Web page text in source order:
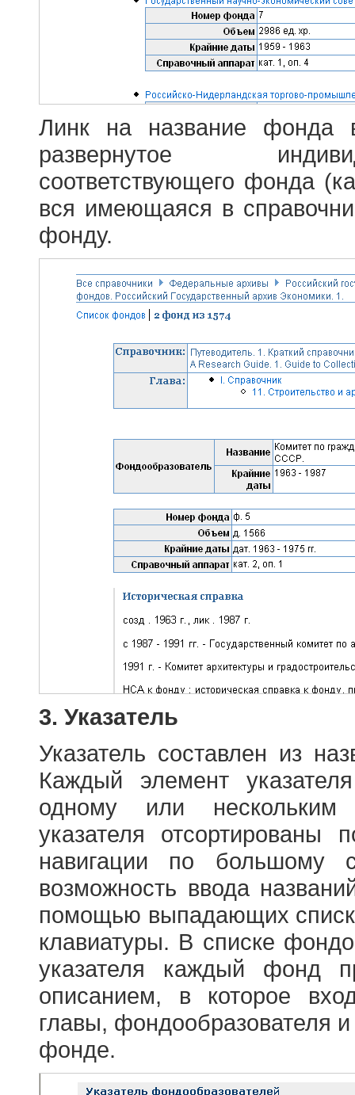
Линк на название фонда
развернутое
соответствующего фонда
вся имеющаяся в
фонду.
3. Указатель
Указатель составлен из
Каждый элемент
одному или
указателя отсортированы
навигации по большому
возможность ввода
помощью выпадающих
клавиатуры. В списке
указателя каждый фонд
описанием, в которое
главы, фондообразователя
фонде.